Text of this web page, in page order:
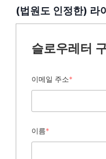
(법원도 인정한) 라
슬로우레터
이메일 주소*
이름*